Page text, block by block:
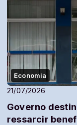
Economia
21/07/2026
Governo
ressarcir